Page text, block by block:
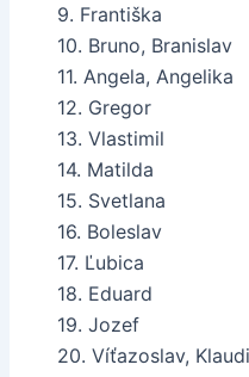
9. Františka
10. Bruno, Branislav
11. Angela, Angelika
12. Gregor
13. Vlastimil
14. Matilda
15. Svetlana
16. Boleslav
17. Ľubica
18. Eduard
19. Jozef
20. Víťazoslav,